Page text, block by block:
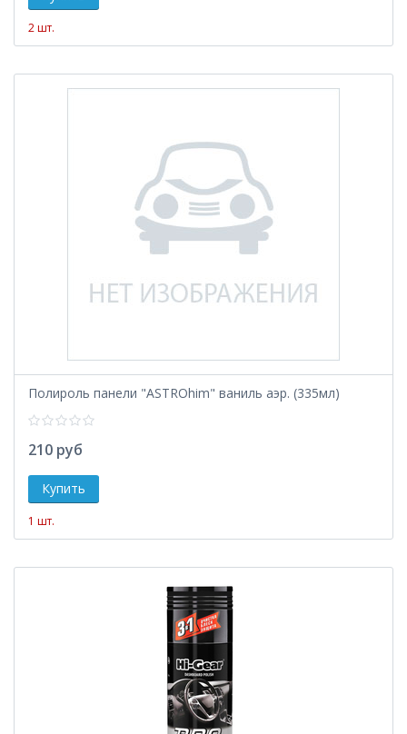
2 шт.
Полироль панели "ASTROhim" ваниль аэр. (335мл)
210 руб
1 шт.